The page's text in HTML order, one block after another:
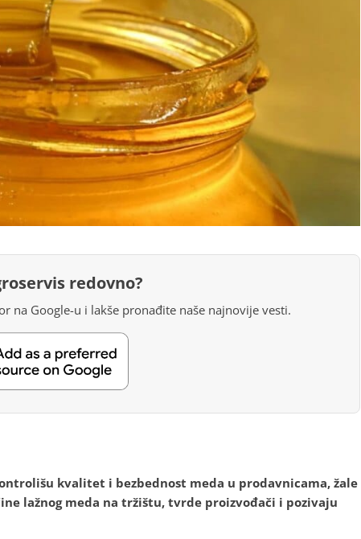
redovno?
na Google-u i lakše pronađite naše najnovije vesti.
kvalitet i bezbednost meda u prodavnicama, žale
lažnog meda na tržištu, tvrde proizvođači i pozivaju